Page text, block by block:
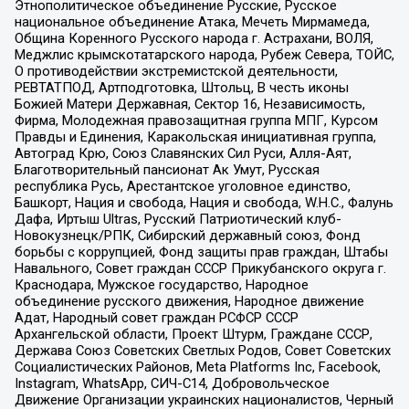
Этнополитическое объединение Русские, Русское
национальное объединение Атака, Мечеть Мирмамеда,
Община Коренного Русского народа г. Астрахани, ВОЛЯ,
Меджлис крымскотатарского народа, Рубеж Севера, ТОЙС,
О противодействии экстремистской деятельности,
РЕВТАТПОД, Артподготовка, Штольц, В честь иконы
Божией Матери Державная, Сектор 16, Независимость,
Фирма, Молодежная правозащитная группа МПГ, Курсом
Правды и Единения, Каракольская инициативная группа,
Автоград Крю, Союз Славянских Сил Руси, Алля-Аят,
Благотворительный пансионат Ак Умут, Русская
республика Русь, Арестантское уголовное единство,
Башкорт, Нация и свобода, Нация и свобода, W.H.С., Фалунь
Дафа, Иртыш Ultras, Русский Патриотический клуб-
Новокузнецк/РПК, Сибирский державный союз, Фонд
борьбы с коррупцией, Фонд защиты прав граждан, Штабы
Навального, Совет граждан СССР Прикубанского округа г.
Краснодара, Мужское государство, Народное
объединение русского движения, Народное движение
Адат, Народный совет граждан РСФСР СССР
Архангельской области, Проект Штурм, Граждане СССР,
Держава Союз Советских Светлых Родов, Совет Советских
Социалистических Районов, Meta Platforms Inc, Facebook,
Instagram, WhatsApp, СИЧ-С14, Добровольческое
Движение Организации украинских националистов, Черный